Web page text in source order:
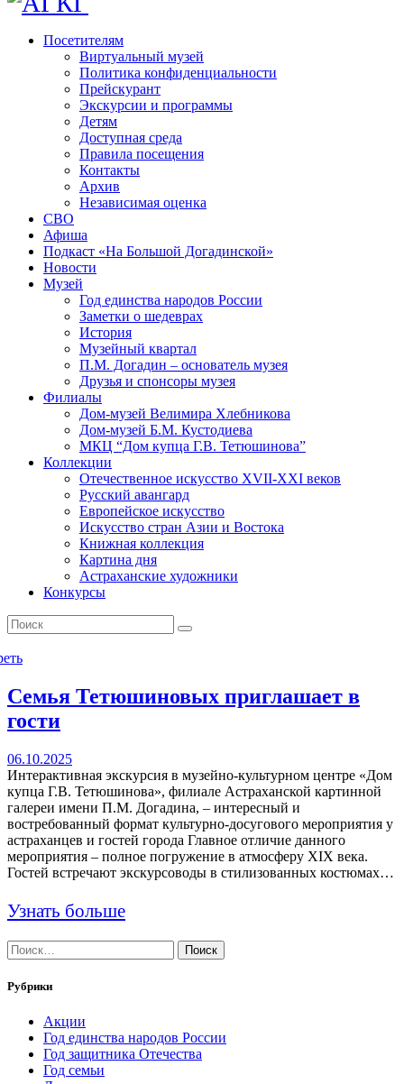
Посетителям
Виртуальный музей
Политика конфиденциальности
Прейскурант
Экскурсии и программы
Детям
Доступная среда
Правила посещения
Контакты
Архив
Независимая оценка
СВО
Афиша
Подкаст «На Большой Догадинской»
Новости
Музей
Год единства народов России
Заметки о шедеврах
История
Музейный квартал
П.М. Догадин – основатель музея
Друзья и спонсоры музея
Филиалы
Дом-музей Велимира Хлебникова
Дом-музей Б.М. Кустодиева
МКЦ “Дом купца Г.В. Тетюшинова”
Коллекции
Отечественное искусство XVII-XXI веков
Русский авангард
Европейское искусство
Искусство стран Азии и Востока
Книжная коллекция
Картина дня
Астраханские художники
Конкурсы
Семья Тетюшиновых приглашает в
гости
06.10.2025
Интерактивная экскурсия в музейно-культурном центре «Дом
купца Г.В. Тетюшинова», филиале Астраханской картинной
галереи имени П.М. Догадина, – интересный и
востребованный формат культурно-досугового мероприятия у
астраханцев и гостей города Главное отличие данного
мероприятия – полное погружение в атмосферу XIX века.
Гостей встречают экскурсоводы в стилизованных костюмах…
Узнать больше
Найти:
Рубрики
Акции
Год единства народов России
Год защитника Отечества
Год семьи